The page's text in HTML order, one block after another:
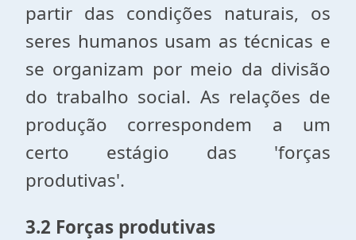
partir das condições naturais, os
seres humanos usam as técnicas e
se organizam por meio da divisão
do trabalho social. As relações de
produção correspondem a um
certo estágio das 'forças
produtivas'.
3.2 Forças produtivas